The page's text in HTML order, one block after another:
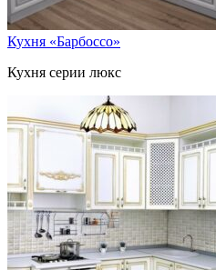
Кухня «Барбоссо»
Кухня серии люкс